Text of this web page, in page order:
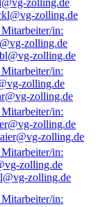
zolling.de
zolling.de
zolling.de
zolling.de
zolling.de